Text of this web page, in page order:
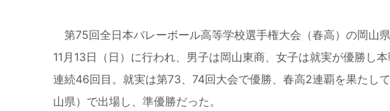
第75回全日本バレーボール高等学校選手権大会（春高）の岡山
11月13日（日）に行われ、男子は岡山東商、女子は就実が優勝し
連続46回目。就実は第73、74回大会で優勝、春高2連覇を果たし
山県）で出場し、準優勝だった。